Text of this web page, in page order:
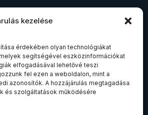
kezelése
érdekében olyan technológiákat
segítségével eszközinformációkat
elfogadásával lehetővé teszi
fel ezen a weboldalon, mint a
azonosítók. A hozzájárulás megtagadása
és szolgáltatások működésére
cégjog
és csődeljárás